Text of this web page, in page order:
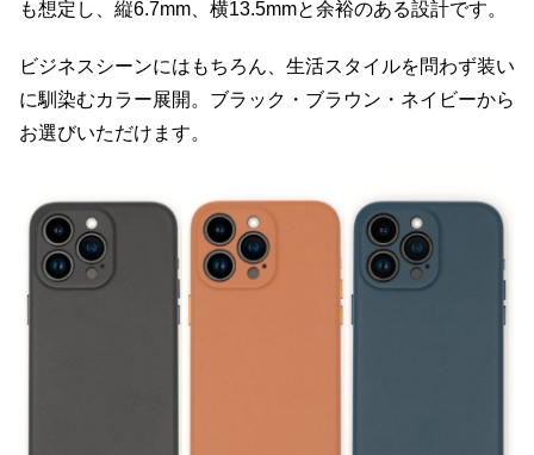
も想定し、縦6.7mm、横13.5mmと余裕のある設計です。
ビジネスシーンにはもちろん、生活スタイルを問わず装い
に馴染むカラー展開。ブラック・ブラウン・ネイビーから
お選びいただけます。